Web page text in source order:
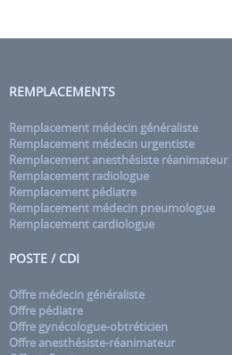
REMPLACEMENTS
Remplacement médecin généraliste
Remplacement médecin urgentiste
Remplacement anesthésiste réanimateur
Remplacement radiologue
Remplacement pédiatre
Remplacement médecin pneumologue
Remplacement cardiologue
POSTE / CDI
Offre médecin généraliste
Offre pédiatre
Offre gynécologue-obtréticien
Offre anesthésiste-réanimateur